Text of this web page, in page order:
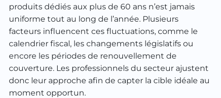
produits dédiés aux plus de 60 ans n’est jamais
uniforme tout au long de l’année. Plusieurs
facteurs influencent ces fluctuations, comme le
calendrier fiscal, les changements législatifs ou
encore les périodes de renouvellement de
couverture. Les professionnels du secteur ajustent
donc leur approche afin de capter la cible idéale au
moment opportun.